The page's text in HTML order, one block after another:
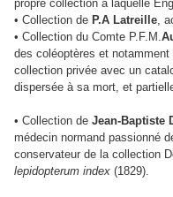
propre collection à laquelle
• Collection de P.A Latreille,
• Collection du Comte P.F.M.
des coléoptères et
collection privée avec un
dispersée à sa mort, et
• Collection de Jean-Baptiste
médecin normand passionné
conservateur de la collection
lepidopterum index (1829).